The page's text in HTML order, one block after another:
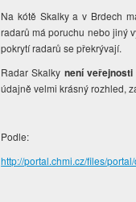
Na kótě Skalky a v Brdech
radarů má poruchu nebo jiný
pokrytí radarů se překrývají.
Radar Skalky není
údajně velmi krásný rozhled,
Podle:
http://portal.chmi.cz/files/